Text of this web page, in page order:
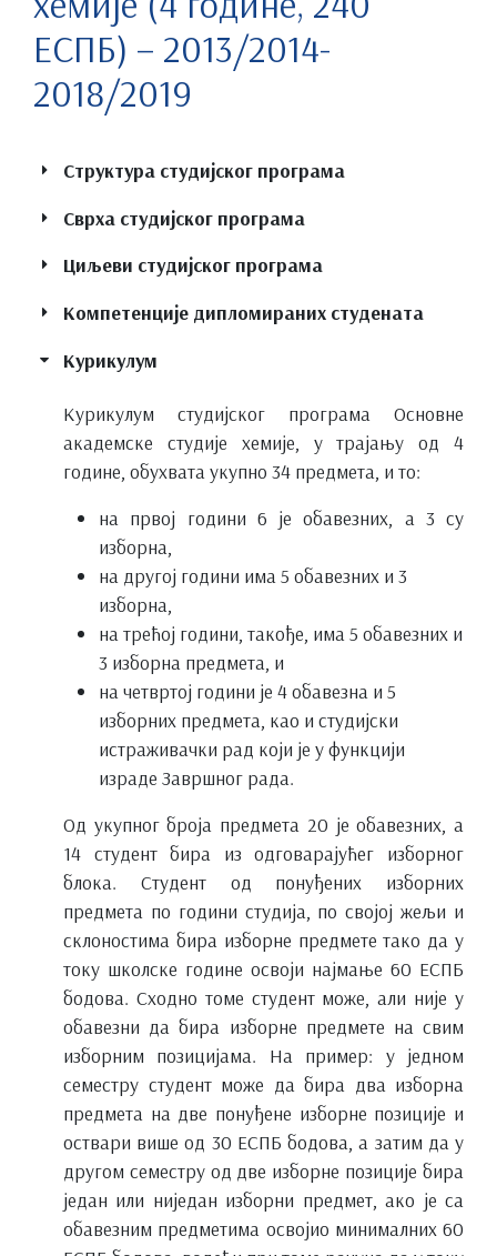
ЕСПБ) – 2013/2014-
2018/2019
Структура студијског програма
Сврха студијског програма
Циљеви студијског програма
Компетенције дипломираних студената
Курикулум
Курикулум студијског програма Основне
академске студије хемије, у трајању од 4
године, обухвата укупно 34 предмета, и то:
на првој години 6 је обавезних, а 3 су
изборна,
на другој години има 5 обавезних и 3
изборна,
на трећој години, такође, има 5 обавезних и
3 изборна предмета, и
на четвртој години је 4 обавезна и 5
изборних предмета, као и студијски
истраживачки рад који је у функцији
израде Завршног рада.
Од укупног броја предмета 20 је обавезних, а
14 студент бира из одговарајућег изборног
блока. Студент од понуђених изборних
предмета по години студија, по својој жељи и
склоностима бира изборне предмете тако да у
току школске године освоји најмање 60 ЕСПБ
бодова. Сходно томе студент може, али није у
обавезни да бира изборне предмете на свим
изборним позицијама. На пример: у једном
семестру студент може да бира два изборна
предмета на две понуђене изборне позиције и
оствари више од 30 ЕСПБ бодова, а затим да у
другом семестру од две изборне позиције бира
један или ниједан изборни предмет, ако је са
обавезним предметима освојио минималних 60